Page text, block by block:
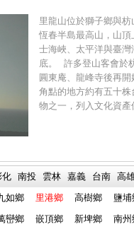
里龍山位於獅子鄉與
恆春半島最高山，山
士海峽、太平洋與臺
底。 許多登山客會於
圓東庵、龍峰寺後再
角點的地方約有五十
物之一，列入文化資產
化 南投 雲林 嘉義 台南 高
如鄉 里港鄉 高樹鄉 鹽埔
巒鄉 嵌頂鄉 新埤鄉 南州